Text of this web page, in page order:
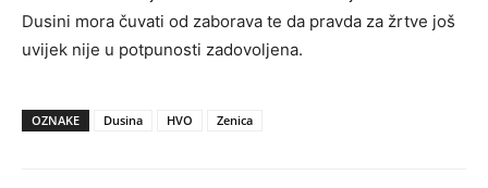
Dusini mora čuvati od zaborava te da pravda za žrtve još
uvijek nije u potpunosti zadovoljena.
OZNAKE Dusina HVO Zenica